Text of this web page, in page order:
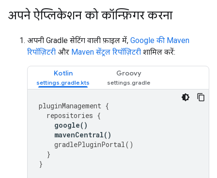
अपने ऐप्लिकेशन को कॉन्फ़िगर करना
अपनी Gradle सेटिंग वाली फ़ाइल में, Google की Maven
रिपॉज़िटरी और Maven सेंट्रल रिपॉज़िटरी शामिल करें:
Kotlin Groovy
pluginManagement {
repositories {
google()
mavenCentral()
gradlePluginPortal()
}
}